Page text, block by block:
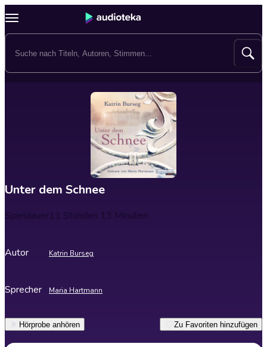
Unter dem Schnee
Spieldauer11 Stunden 13 Minuten
Autor Katrin Burseg
Sprecher Maria Hartmann
Hörprobe anhören Zu Favoriten hinzufügen